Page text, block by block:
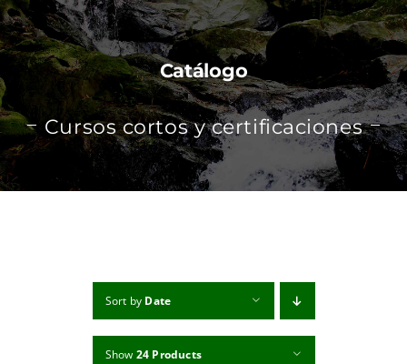
CATÁLOGO
MATRÍCULA Y PAGOS
CONTACTO
Catálogo
Cursos cortos y certificaciones
Sort by Date
Show 24 Products